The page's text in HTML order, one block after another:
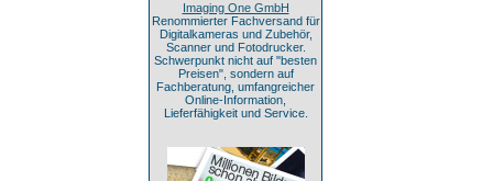
Imaging One GmbH
Renommierter Fachversand für
Digitalkameras und Zubehör,
Scanner und Fotodrucker.
Schwerpunkt nicht auf "besten
Preisen", sondern auf
Fachberatung, umfangreicher
Online-Information,
Lieferfähigkeit und Service.